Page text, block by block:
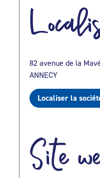
82 avenue de la
ANNECY
Localiser la
Site